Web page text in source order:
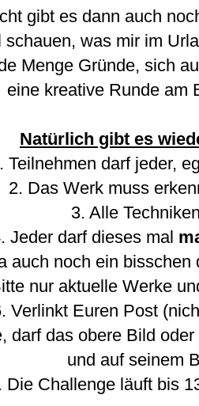
gibt es dann auch
schauen, was mir im
Menge Gründe, sich
eine kreative Runde am
Natürlich gibt es
Teilnehmen darf jeder,
2. Das Werk muss
3. Alle
Jeder darf dieses mal
auch noch ein
nur aktuelle Werke
Verlinkt Euren Post
darf das obere Bild
und auf seinem
Die Challenge läuft bis